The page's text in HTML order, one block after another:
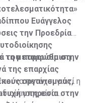
Ευάγγελος
την Προεδρία
του παρουσία στην
της επαρχίας
οργανισμούς,
υπηρεσία στην
τη μεταρρύθμιση
να πετύχει γιατί η
είναι